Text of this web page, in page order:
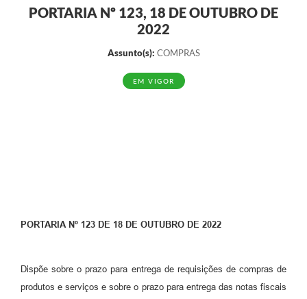
PORTARIA Nº 123, 18 DE OUTUBRO DE
2022
Assunto(s): COMPRAS
EM VIGOR
PORTARIA Nº 123 DE 18 DE OUTUBRO DE 2022
Dispõe sobre o prazo para entrega de requisições de compras de
produtos e serviços e sobre o prazo para entrega das notas fiscais